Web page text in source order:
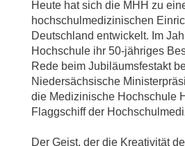
Heute hat sich die MHH zu
hochschulmedizinischen
Deutschland entwickelt. Im
Hochschule ihr 50-jähriges
Rede beim Jubiläumsfestakt
Niedersächsische
die Medizinische Hochschule
Flaggschiff der
Der Geist, der die Kreativität